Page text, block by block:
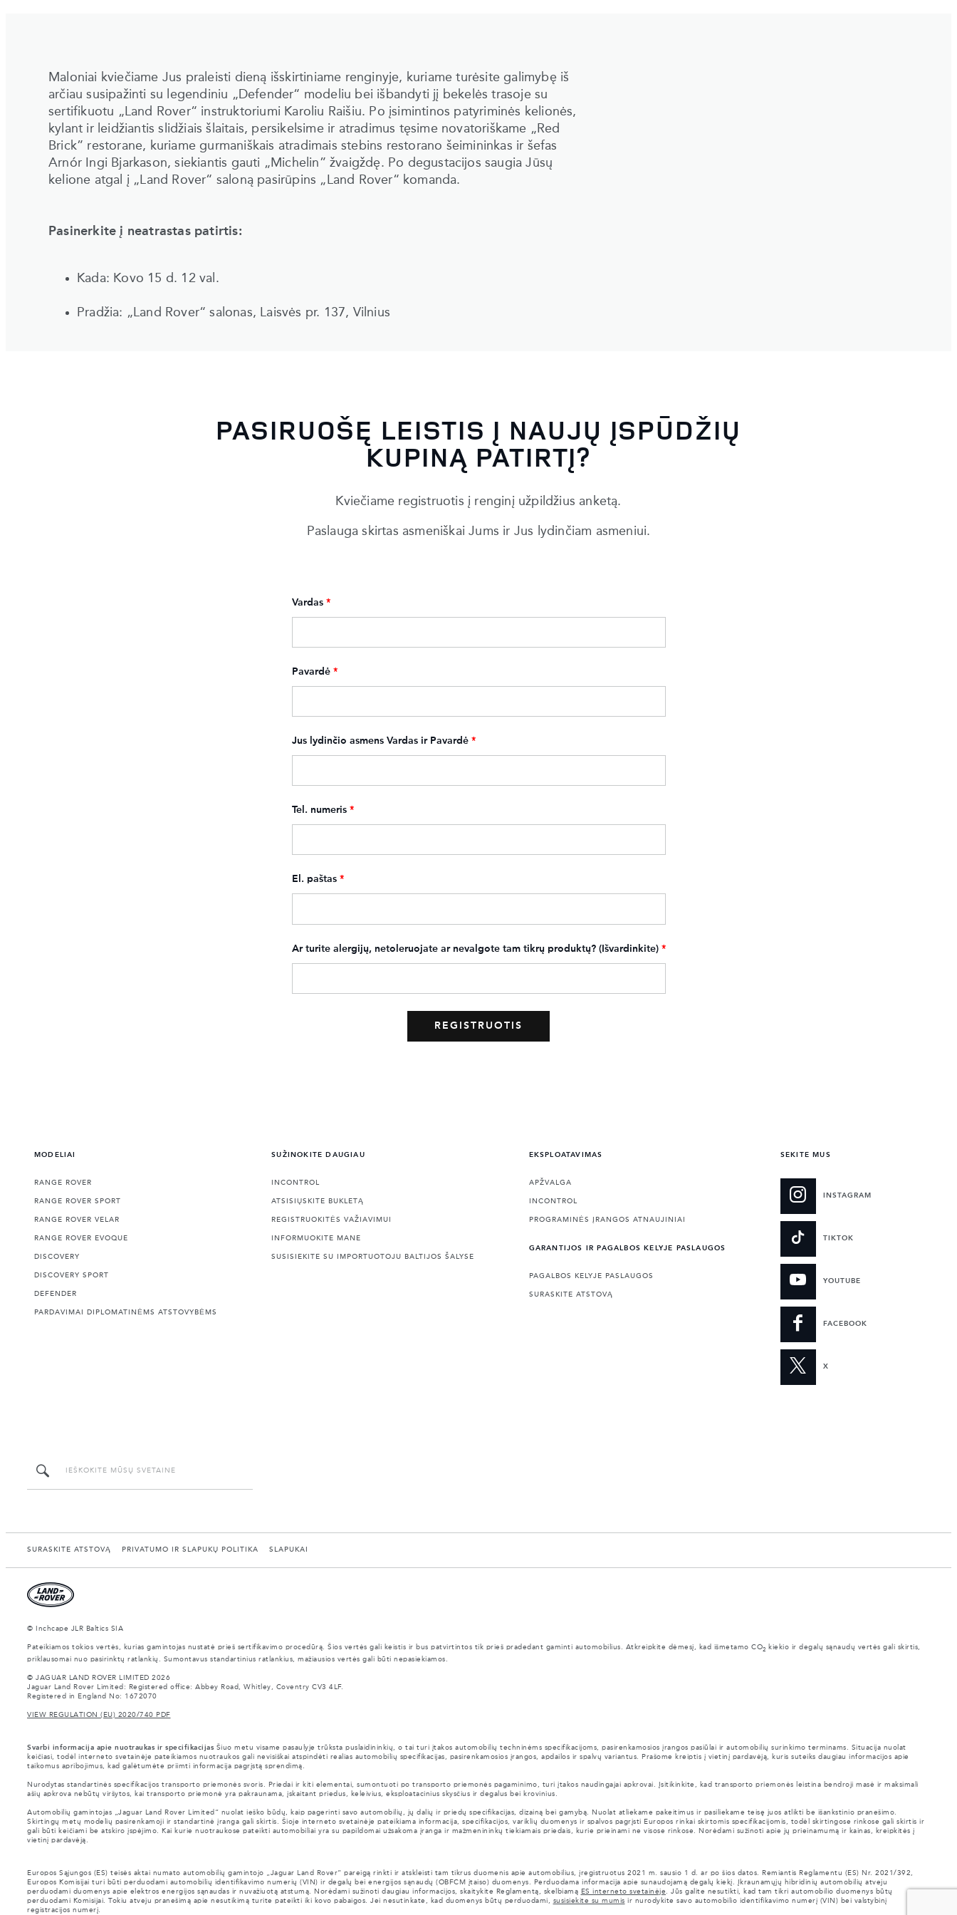
Maloniai kviečiame Jus praleisti dieną išskirtiniame renginyje, kuriame turėsite galimybę iš
arčiau susipažinti su legendiniu „Defender“ modeliu bei išbandyti jį bekelės trasoje su
sertifikuotu „Land Rover“ instruktoriumi Karoliu Raišiu. Po įsimintinos patyriminės kelionės,
kylant ir leidžiantis slidžiais šlaitais, persikelsime ir atradimus tęsime novatoriškame „Red
Brick” restorane, kuriame gurmaniškais atradimais stebins restorano šeimininkas ir šefas
Arnór Ingi Bjarkason, siekiantis gauti „Michelin” žvaigždę. Po degustacĳos saugia Jūsų
kelione atgal į „Land Rover“ saloną pasirūpins „Land Rover“ komanda.
Pasinerkite į neatrastas patirtis:
Kada: Kovo 15 d. 12 val.
Pradžia: „Land Rover“ salonas, Laisvės pr. 137, Vilnius
PASIRUOŠĘ LEISTIS Į NAUJŲ ĮSPŪDŽIŲ
KUPINĄ PATIRTĮ?
Kviečiame registruotis į renginį užpildžius anketą.
Paslauga skirtas asmeniškai Jums ir Jus lydinčiam asmeniui.
Vardas *
Pavardė *
Jus lydinčio asmens Vardas ir Pavardė *
Tel. numeris *
El. paštas *
Ar turite alergijų, netoleruojate ar nevalgote tam tikrų produktų? (Išvardinkite) *
MODELIAI
RANGE ROVER
RANGE ROVER SPORT
RANGE ROVER VELAR
RANGE ROVER EVOQUE
DISCOVERY
DISCOVERY SPORT
DEFENDER
PARDAVIMAI DIPLOMATINĖMS ATSTOVYBĖMS
SUŽINOKITE DAUGIAU
INCONTROL
ATSISIŲSKITE BUKLETĄ
REGISTRUOKITĖS VAŽIAVIMUI
INFORMUOKITE MANE
SUSISIEKITE SU IMPORTUOTOJU BALTIJOS ŠALYSE
EKSPLOATAVIMAS
APŽVALGA
INCONTROL
PROGRAMINĖS ĮRANGOS ATNAUJINIAI
GARANTIJOS IR PAGALBOS KELYJE PASLAUGOS
PAGALBOS KELYJE PASLAUGOS
SURASKITE ATSTOVĄ
SEKITE MUS
INSTAGRAM
TIKTOK
YOUTUBE
FACEBOOK
X
SURASKITE ATSTOVĄ PRIVATUMO IR SLAPUKŲ POLITIKA SLAPUKAI
© Inchcape JLR Baltics SIA
Pateikiamos tokios vertės, kurias gamintojas nustatė prieš sertifikavimo procedūrą. Šios vertės gali keistis ir bus patvirtintos tik prieš pradedant gaminti automobilius. Atkreipkite dėmesį, kad išmetamo CO2
kiekio ir degalų sąnaudų vertės gali skirtis,
priklausomai nuo pasirinktų ratlankių. Sumontavus standartinius ratlankius, mažiausios vertės gali būti nepasiekiamos.
© JAGUAR LAND ROVER LIMITED 2026
Jaguar Land Rover Limited: Registered office: Abbey Road, Whitley, Coventry CV3 4LF.
Registered in England No: 1672070
VIEW REGULATION (EU) 2020/740 PDF
Svarbi informacija apie nuotraukas ir specifikacijasŠiuo metu visame pasaulyje trūksta puslaidininkių, o tai turi įtakos automobilių techninėms specifikacijoms, pasirenkamosios įrangos pasiūlai ir automobilių surinkimo terminams. Situacija nuolat
keičiasi, todėl interneto svetainėje pateikiamos nuotraukos gali nevisiškai atspindėti realias automobilių specifikacijas, pasirenkamosios įrangos, apdailos ir spalvų variantus. Prašome kreiptis į vietinį pardavėją, kuris suteiks daugiau informacijos apie
taikomus apribojimus, kad galėtumėte priimti informacija pagrįstą sprendimą.
Nurodytas standartinės specifikacijos transporto priemonės svoris. Priedai ir kiti elementai, sumontuoti po transporto priemonės pagaminimo, turi įtakos naudingajai apkrovai. Įsitikinkite, kad transporto priemonės leistina bendroji masė ir maksimali
ašių apkrova nebūtų viršytos, kai transporto priemonė yra pakraunama, įskaitant priedus, keleivius, eksploatacinius skysčius ir degalus bei krovinius.
Automobilių gamintojas „Jaguar Land Rover Limited“ nuolat ieško būdų, kaip pagerinti savo automobilių, jų dalių ir priedų specifikacijas, dizainą bei gamybą. Nuolat atliekame pakeitimus ir pasiliekame teisę juos atlikti be išankstinio pranešimo.
Skirtingų metų modelių pasirenkamoji ir standartinė įranga gali skirtis. Šioje interneto svetainėje pateikiama informacija, specifikacijos, variklių duomenys ir spalvos pagrįsti Europos rinkai skirtomis specifikacijomis, todėl skirtingose rinkose gali skirtis ir
gali būti keičiami be atskiro įspėjimo. Kai kurie nuotraukose pateikti automobiliai yra su papildomai užsakoma įranga ir mažmenininkų tiekiamais priedais, kurie prieinami ne visose rinkose. Norėdami sužinoti apie jų prieinamumą ir kainas, kreipkitės į
vietinį pardavėją.
Europos Sąjungos (ES) teisės aktai numato automobilių gamintojo „Jaguar Land Rover“ pareigą rinkti ir atskleisti tam tikrus duomenis apie automobilius, įregistruotus 2021 m. sausio 1 d. ar po šios datos. Remiantis Reglamentu (ES) Nr. 2021/392,
Europos Komisijai turi būti perduodami automobilių identifikavimo numerių (VIN) ir degalų bei energijos sąnaudų (OBFCM įtaiso) duomenys. Perduodama informacija apie sunaudojamą degalų kiekį. Įkraunamųjų hibridinių automobilių atveju
perduodami duomenys apie elektros energijos sąnaudas ir nuvažiuotą atstumą. Norėdami sužinoti daugiau informacijos, skaitykite Reglamentą, skelbiamą ES interneto svetainėje . Jūs galite nesutikti, kad tam tikri automobilio duomenys būtų
perduodami Komisijai. Tokiu atveju pranešimą apie nesutikimą turite pateikti iki kovo pabaigos. Jei nesutinkate, kad duomenys būtų perduodami, susisiekite su mumis ir nurodykite savo automobilio identifikavimo numerį (VIN) bei valstybinį
registracijos numerį.